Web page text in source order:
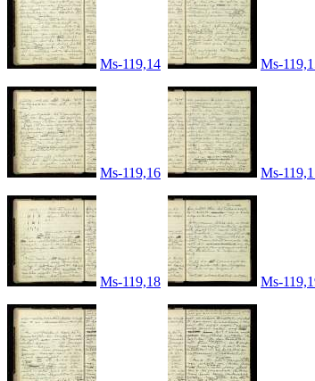
Ms-119,14 Ms-
Ms-119,16 Ms-
Ms-119,18 Ms-